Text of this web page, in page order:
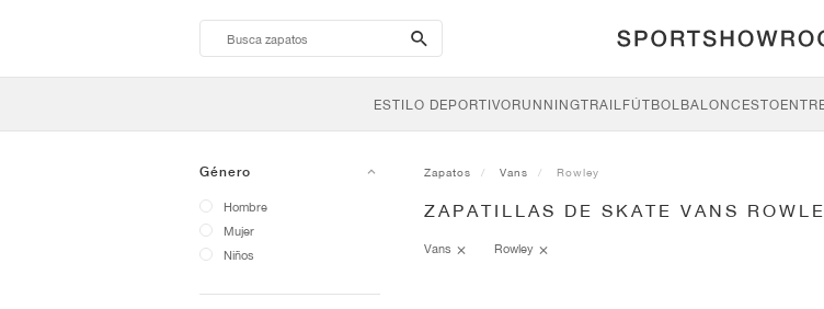
search-
btn
ESTILO DEPORTIVORUNNINGTRAILFÚTBOLBALONCESTO
Género
Hombre
Mujer
Niños
Zapatos Vans Rowley
ZAPATILLAS DE SKATE VANS
Vans Rowley